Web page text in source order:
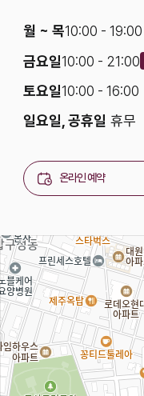
월 ~ 목10:00 - 19:00
금요일10:00 - 21:00
토요일10:00 - 16:00
일요일, 공휴일 휴무
온라인 예약